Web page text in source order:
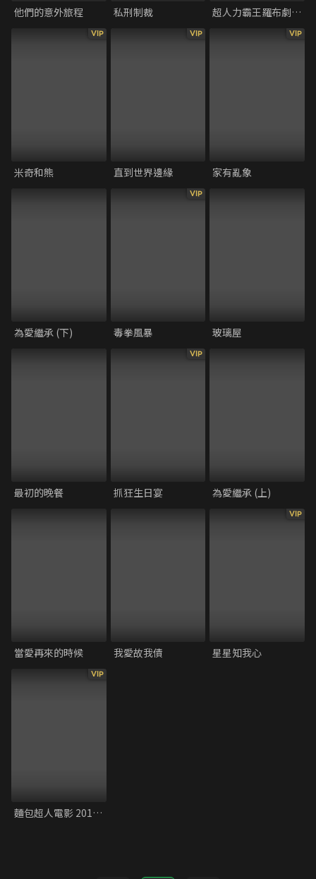
他們的意外旅程 私刑制裁 超人力霸王羅布劇場版 決定了！羈絆的水晶
VIP
米奇和熊
VIP
直到世界邊緣
VIP
家有亂象
為愛繼承 (下)
VIP
毒拳風暴 玻璃屋
最初的晚餐
VIP
抓狂生日宴 為愛繼承 (上)
當愛再來的時候 我愛故我債
VIP
星星知我心
VIP
麵包超人電影 2019 發光吧！冰淇淋王國的香草公主